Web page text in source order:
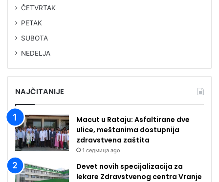
ČETVRTAK
PETAK
SUBOTA
NEDELJA
NAJČITANIJE
Macut u Rataju: Asfaltirane dve
ulice, meštanima dostupnija
zdravstvena zaštita
1 седмица ago
Devet novih specijalizacija za
lekare Zdravstvenog centra Vranje